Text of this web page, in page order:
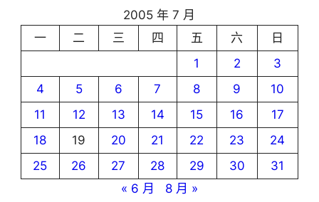
2005 年 7 月
一
二 三 四 五 六
日
1
2
3
4
5 6 7 8 9
10
11
12 13 14 15 16
17
18
19 20 21 22 23
24
25
26 27 28 29 30
31
« 6 月
8 月 »